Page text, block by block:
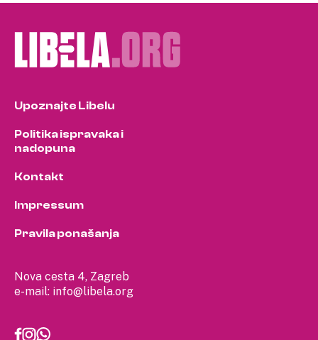
Nova cesta 4, Zagreb
e-mail: info@libela.org
Upoznajte Libelu
Politika ispravaka i
nadopuna
Kontakt
Impressum
Pravila ponašanja